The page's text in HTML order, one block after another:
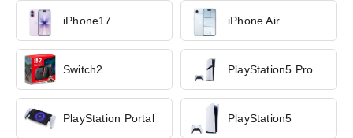
iPhone17 iPhone Air
Switch2 PlayStation5 Pro
PlayStation Portal PlayStation5